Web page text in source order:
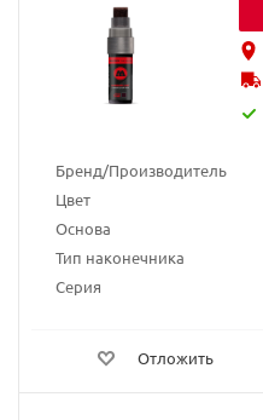
Бренд/Производитель
Цвет
Основа
Тип наконечника
Серия
Отложить